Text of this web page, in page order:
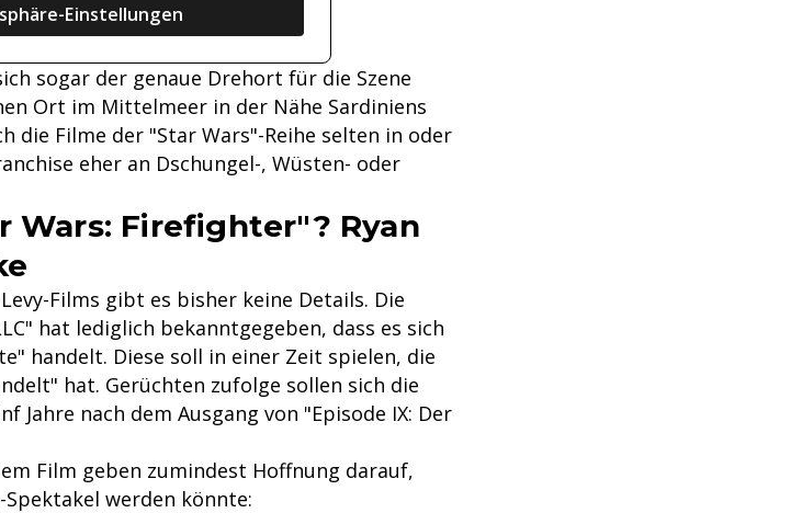
Einstellungen
sogar der genaue Drehort für die Szene
Ort im Mittelmeer in der Nähe Sardiniens
die Filme der "Star Wars"-Reihe selten in oder
eher an Dschungel-, Wüsten- oder
Wars: Firefighter"? Ryan
Films gibt es bisher keine Details. Die
hat lediglich bekanntgegeben, dass es sich
handelt. Diese soll in einer Zeit spielen, die
hat. Gerüchten zufolge sollen sich die
Jahre nach dem Ausgang von "Episode IX: Der
Film geben zumindest Hoffnung darauf,
werden könnte: